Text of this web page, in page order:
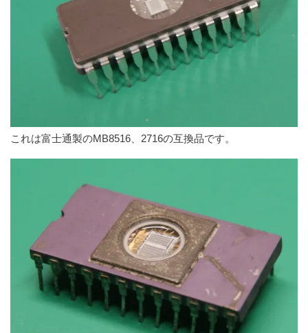
これは富士通製のMB8516、2716の互換品です。